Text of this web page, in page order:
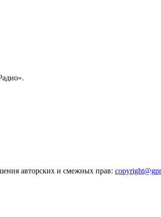
авторских и смежных прав: